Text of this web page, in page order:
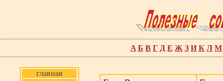
A Б В Г Д Е Ж З И К Л М
главная